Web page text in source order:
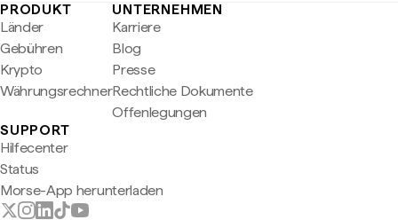
PRODUKT
Länder
Gebühren
Krypto
Währungsrechner
UNTERNEHMEN
Karriere
Blog
Presse
Rechtliche Dokumente
Offenlegungen
SUPPORT
Hilfecenter
Status
Morse-App herunterladen